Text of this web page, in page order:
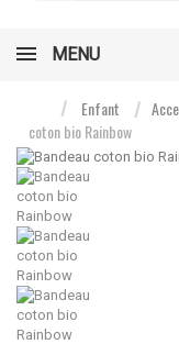
MENU
Enfant
coton bio Rainbow